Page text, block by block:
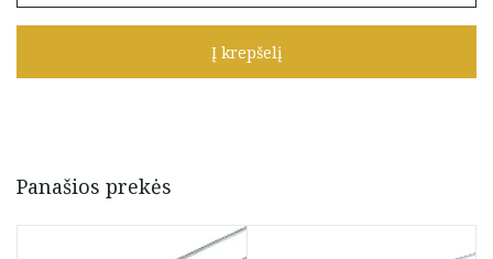
Auksinis
Į krepšelį
Panašios prekės